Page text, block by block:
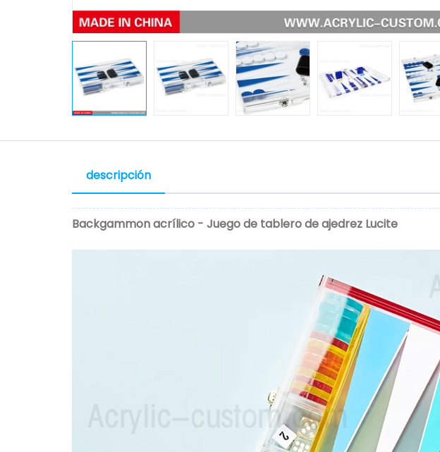
descripción
Backgammon acrílico - Juego de tablero de ajedrez Lucite